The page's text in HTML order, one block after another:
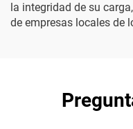
la integridad de su
de empresas locales de